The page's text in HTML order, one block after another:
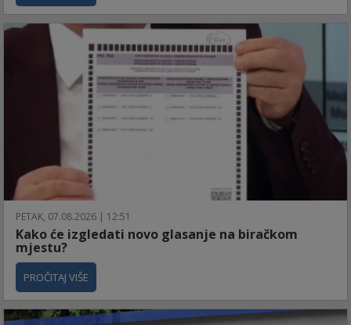
PETAK, 07.08.2026 | 12:51
Kako će izgledati novo glasanje na biračkom
mjestu?
PROČITAJ VIŠE